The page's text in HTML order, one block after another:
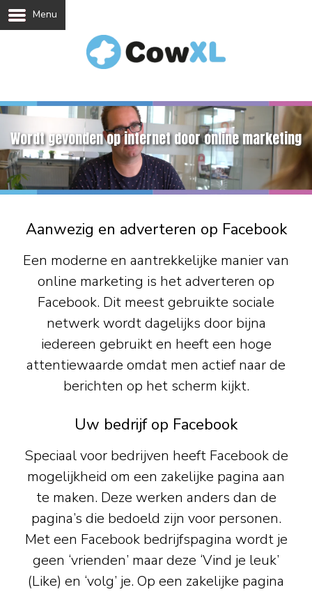
Menu
Wordt gevonden op internet door online marketing
Aanwezig en adverteren op Facebook
Een moderne en aantrekkelijke manier van
online marketing is het adverteren op
Facebook. Dit meest gebruikte sociale
netwerk wordt dagelijks door bijna
iedereen gebruikt en heeft een hoge
attentiewaarde omdat men actief naar de
berichten op het scherm kijkt.
Uw bedrijf op Facebook
Speciaal voor bedrijven heeft Facebook de
mogelijkheid om een zakelijke pagina aan
te maken. Deze werken anders dan de
pagina’s die bedoeld zijn voor personen.
Met een Facebook bedrijfspagina wordt je
geen ‘vrienden’ maar deze ‘Vind je leuk’
(Like) en ‘volg’ je. Op een zakelijke pagina